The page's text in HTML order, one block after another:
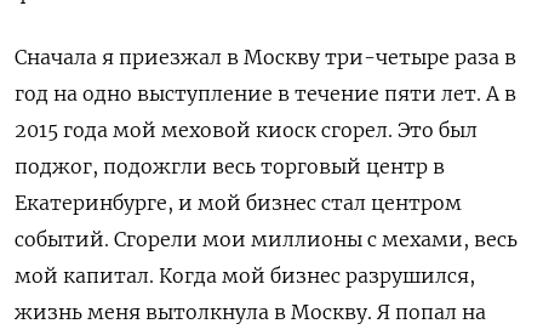
Сначала я приезжал в Москву три-четыре раза в
год на одно выступление в течение пяти лет. А в
2015 года мой меховой киоск сгорел. Это был
поджог, подожгли весь торговый центр в
Екатеринбурге, и мой бизнес стал центром
событий. Сгорели мои миллионы с мехами, весь
мой капитал. Когда мой бизнес разрушился,
жизнь меня вытолкнула в Москву. Я попал на